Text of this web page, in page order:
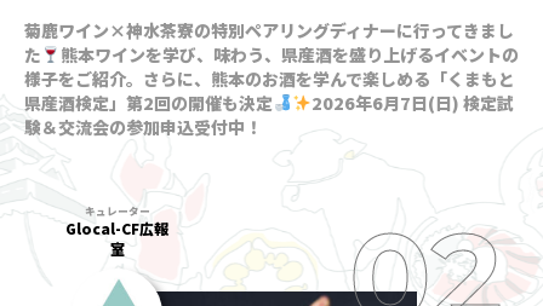
菊鹿ワイン×神水茶寮の特別ペアリングディナーに行ってきまし
た
熊本ワインを学び、味わう、県産酒を盛り上げるイベントの
様子をご紹介。さらに、熊本のお酒を学んで楽しめる「くまもと
県産酒検定」第2回の開催も決定
2026年6月7日(日) 検定試
験＆交流会の参加申込受付中！
Glocal-CF広報
室